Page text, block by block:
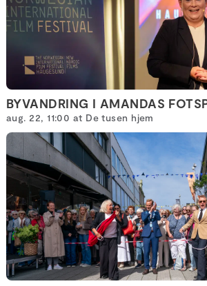
BYVANDRING I AMANDAS
aug. 22, 11:00 at De tusen hjem